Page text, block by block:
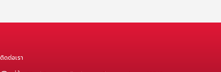
ติดต่อเรา